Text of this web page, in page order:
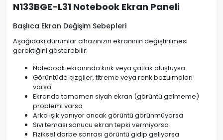
N133BGE-L31 Notebook Ekran Paneli
Başlıca Ekran Değişim Sebepleri
Aşağıdaki durumlar cihazınızın ekranının değiştirilmesi
gerektiğini gösterebilir:
Notebook ekranında kırık veya çatlak oluştuysa
Görüntüde çizgiler, titreme veya renk bozulmaları
varsa
Ekranda tamamen siyah ekran (görüntü gelmeme)
problemi varsa
Arka ışık yanıyor ancak görüntü görünmüyorsa
Sıvı teması sonucu ekran tepki vermiyorsa
Fiziksel darbe sonrası görüntü gidip geliyorsa